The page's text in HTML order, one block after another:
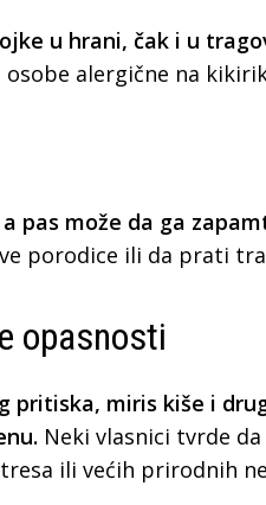
u hrani, čak i u
alergične na
pas može da ga
porodice ili da prati
opasnosti
pritiska, miris kiše i
Neki vlasnici tvrde
ili većih prirodnih